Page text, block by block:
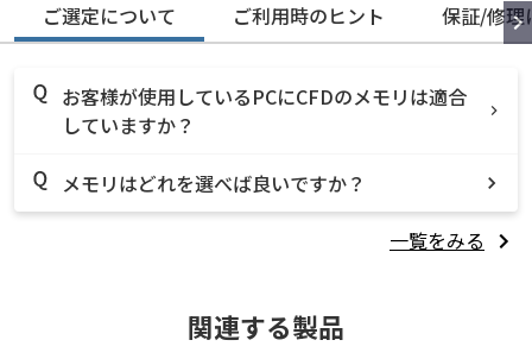
ご選定について ご利用時のヒント 保証/修理
お客様が使用しているPCにCFDのメモリは適合
していますか？
メモリはどれを選べば良いですか？
一覧をみる
関連する製品